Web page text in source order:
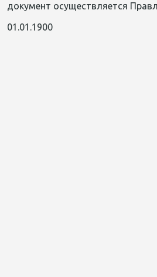
документ осуществляется
01.01.1900